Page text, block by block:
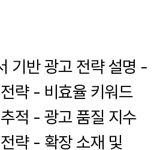
기반 광고 전략 설명 -
략 - 비효율 키워드
적 - 광고 품질 지수
략 - 확장 소재 및